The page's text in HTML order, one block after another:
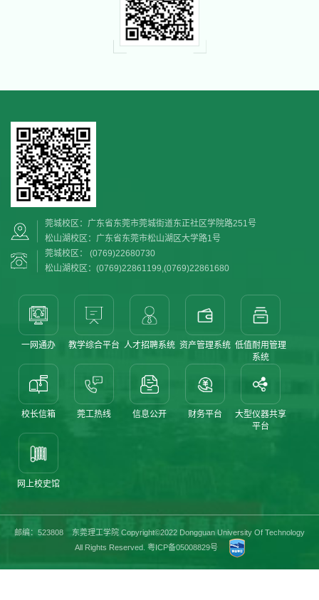
莞城校区：广东省东莞市莞城街道东正社区学院路251号
松山湖校区：广东省东莞市松山湖区大学路1号
莞城校区： (0769)22680730
松山湖校区：(0769)22861199,(0769)22861680
一网通办 教学综合平台 人才招聘系统 资产管理系统 低值耐用管理
系统
校长信箱 莞工热线 信息公开 财务平台
大型仪器共享
平台
网上校史馆
邮编：523808 东莞理工学院 Copyright©2022 Dongguan University Of Technology
All Rights Reserved. 粤ICP备05008829号